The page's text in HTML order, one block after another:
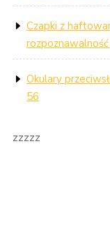
Czapki z
Okulary
56
zzzzz